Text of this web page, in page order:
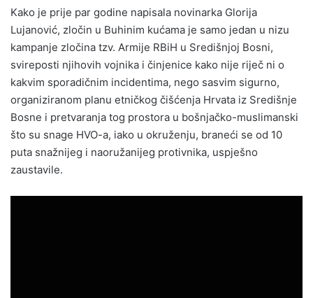
Kako je prije par godine napisala novinarka Glorija
Lujanović, zločin u Buhinim kućama je samo jedan u nizu
kampanje zločina tzv. Armije RBiH u Središnjoj Bosni,
svireposti njihovih vojnika i činjenice kako nije riječ ni o
kakvim sporadičnim incidentima, nego sasvim sigurno,
organiziranom planu etničkog čišćenja Hrvata iz Središnje
Bosne i pretvaranja tog prostora u bošnjačko-muslimanski
što su snage HVO-a, iako u okruženju, braneći se od 10
puta snažnijeg i naoružanijeg protivnika, uspješno
zaustavile.